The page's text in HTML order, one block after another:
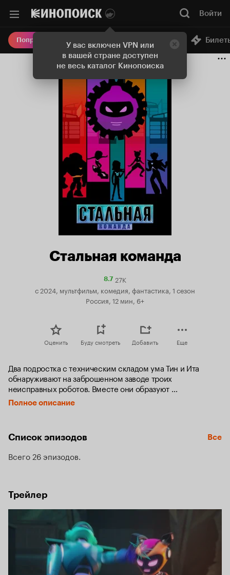
У вас включен VPN или
в вашей стране доступен
не весь каталог Кинопоиска
Войти
Попробовать Плюс Онлайн-кинотеатр
Стальная команда
8.7Рейтинг
Кинопоиска
8.7
27K
с 2024, мультфильм, комедия, фантастика, 1 сезон
Россия, 12 мин, 6+
Оценить Буду смотреть Добавить Еще
Два подростка с техническим складом ума Тин и Ита
обнаруживают на заброшенном заводе троих
неисправных роботов. Вместе они образуют
разношерстную пожарную команду, чтобы защищать город
и выследить неуловимого поджигателя. Но их главная
Полное описание
Список эпизодов Все
Всего 26 эпизодов
Трейлер